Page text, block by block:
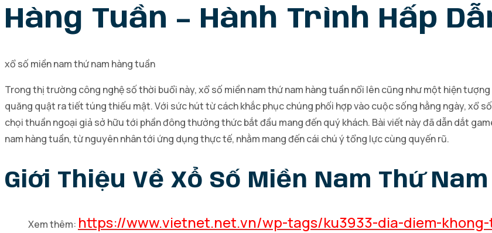
Hàng Tuần – Hành Trình Hấp
xổ số miền nam thứ nam hàng tuần
Trong thị trường công nghệ số thời buổi này, xổ số miền nam thứ nam hàng tuần nổi lên cũng như một hiện
quăng quật ra tiết túng thiếu mật. Với sức hút từ cách khắc phục chúng phối hợp vào cuộc sống hằng ngày, xổ
chọi thuần ngoại giả sở hữu tới phần đông thưởng thức bắt đầu mang đến quý khách. Bài viết này đã dẫn dắt
nam hàng tuần, từ nguyên nhân tới ứng dụng thực tế, nhằm mang đến cái chú ý tổng lực cùng quyến rũ.
Giới Thiệu Về Xổ Số Miền Nam Thứ
Xem thêm: https://www.vietnet.net.vn/wp-tags/ku3933-dia-diem-